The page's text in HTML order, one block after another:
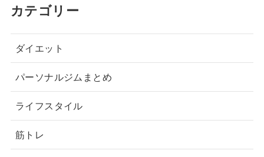
カテゴリー
ダイエット
パーソナルジムまとめ
ライフスタイル
筋トレ